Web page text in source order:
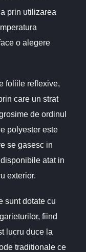
prin utilizarea
o alegere
foliile reflexive,
care un strat
de ordinul
polyester este
se gasesc in
atat in
exterior.
sunt dotate cu
fiind
lucru duce la
traditionale ce